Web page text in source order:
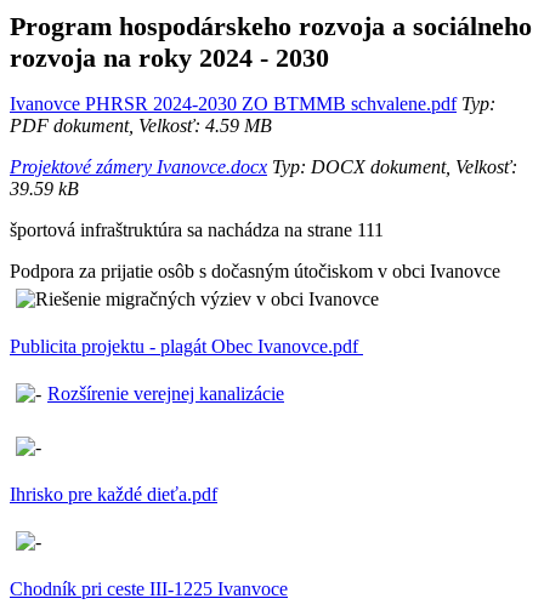
Program hospodárskeho rozvoja a sociálneho
rozvoja na roky 2024 - 2030
Ivanovce PHRSR 2024-2030 ZO BTMMB schvalene.pdfTyp:
PDF dokument, Velkosť: 4.59 MB
Projektové zámery Ivanovce.docx Typ: DOCX dokument, Velkosť:
39.59 kB
športová infraštruktúra sa nachádza na strane 111
Podpora za prijatie osôb s dočasným útočiskom v obci Ivanovce
Publicita projektu - plagát Obec Ivanovce.pdf
Rozšírenie verejnej kanalizácie
Ihrisko pre každé dieťa.pdf
Chodník pri ceste III-1225 Ivanvoce